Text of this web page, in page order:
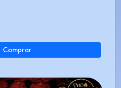
Comprar